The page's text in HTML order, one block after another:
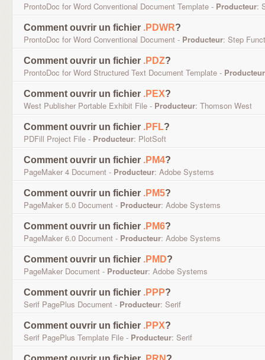
ProntoDoc for Word Conventional Document Template - Producteur:
Comment ouvrir un fichier .PDWR?
ProntoDoc for Word Conventional Document - Producteur: Step
Comment ouvrir un fichier .PDZ?
ProntoDoc for Word Structured Text Document Template - Producteur
Comment ouvrir un fichier .PEX?
West Publisher Portable Exhibit File - Producteur: Thomson West
Comment ouvrir un fichier .PFL?
PDFill Project File - Producteur: PlotSoft
Comment ouvrir un fichier .PM4?
PageMaker 4 Document - Producteur: Adobe Systems
Comment ouvrir un fichier .PM5?
PageMaker 5.0 Document - Producteur: Adobe Systems
Comment ouvrir un fichier .PM6?
PageMaker 6.0 Document - Producteur: Adobe Systems
Comment ouvrir un fichier .PMD?
PageMaker Document - Producteur: Adobe Systems
Comment ouvrir un fichier .PPP?
Serif PagePlus Document - Producteur: Serif
Comment ouvrir un fichier .PPX?
Serif PagePlus Template File - Producteur: Serif